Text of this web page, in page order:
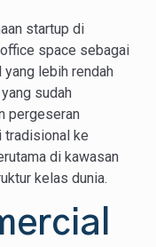
startup di
space sebagai
yang lebih rendah
sudah
pergeseran
tradisional ke
di kawasan
kelas dunia.